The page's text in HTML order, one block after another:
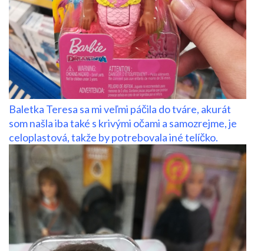
Baletka Teresa sa mi veľmi páčila do tváre, akurát
som našla iba také s krivými očami a samozrejme, je
celoplastová, takže by potrebovala iné telíčko.